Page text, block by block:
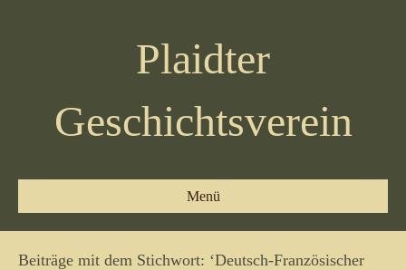
Plaidter
Geschichtsverein
Menü
Beiträge mit dem Stichwort: ‘Deutsch-Französischer